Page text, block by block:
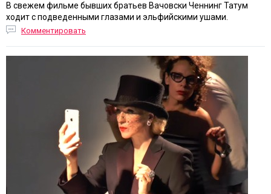
В свежем фильме бывших братьев Вачовски Ченнинг Татум
ходит с подведенными глазами и эльфийскими ушами.
Комментировать